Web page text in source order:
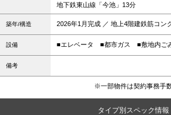
地下鉄東山線「今池」13分
築年/構造 2026年1月完成 ／ 地上4階建鉄筋コン
設備 ■エレベータ ■都市ガス ■敷地内ご
備考
※一部物件は契約事務手
タイプ別スペック情報